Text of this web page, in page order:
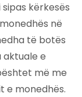
kërkesës
në
të botës
aktuale e
më me
e monedhës.